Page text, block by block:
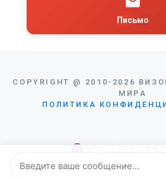
Письмо
COPYRIGHT @ 2010-2026
МИРА
ПОЛИТИКА